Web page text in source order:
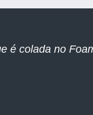
é colada no